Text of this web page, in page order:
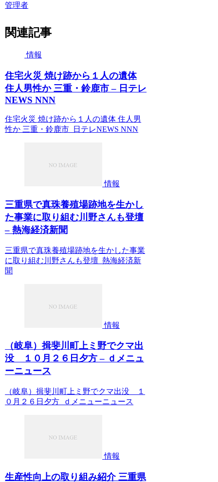
管理者
関連記事
情報
住宅火災 焼け跡から１人の遺体
住人男性か 三重・鈴鹿市 – 日テレ
NEWS NNN
住宅火災 焼け跡から１人の遺体 住人男
性か 三重・鈴鹿市 日テレNEWS NNN
情報
三重県で真珠養殖場跡地を生かし
た事業に取り組む川野さんも登壇
– 熱海経済新聞
三重県で真珠養殖場跡地を生かした事業
に取り組む川野さんも登壇 熱海経済新
聞
情報
（岐阜）揖斐川町上ミ野でクマ出
没 １０月２６日夕方 – ｄメニュ
ーニュース
（岐阜）揖斐川町上ミ野でクマ出没 １
０月２６日夕方 ｄメニューニュース
情報
生産性向上の取り組み紹介 三重県